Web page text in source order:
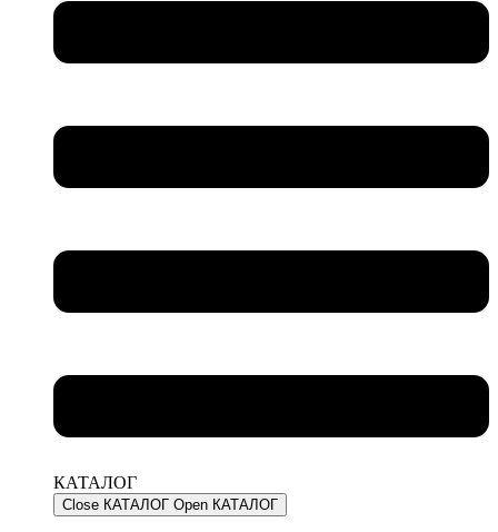
КАТАЛОГ
Close КАТАЛОГ Open КАТАЛОГ